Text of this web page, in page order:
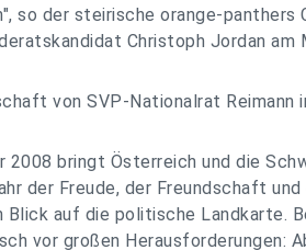
so der steirische orange-panthers
Christoph Jordan am
von SVP-Nationalrat Reimann
2008 bringt Österreich und die
der Freude, der Freundschaft
Blick auf die politische Landkarte.
vor großen Herausforderungen: